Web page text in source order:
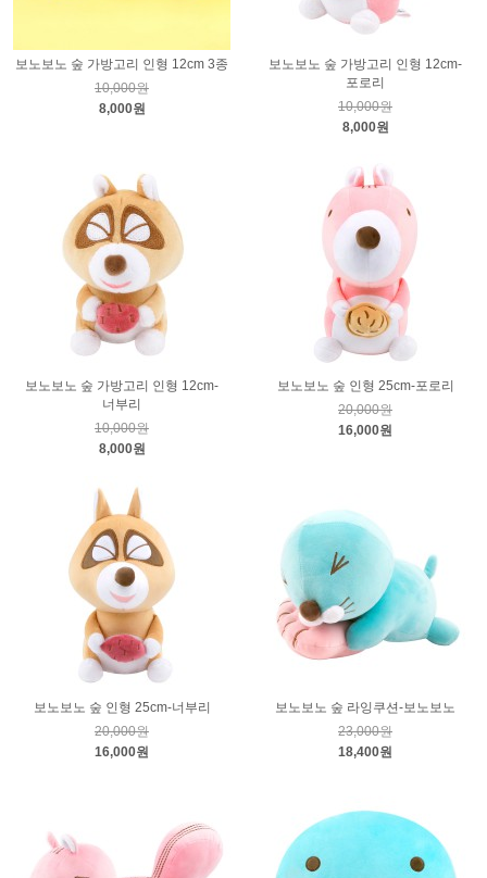
보노보노 숲 가방고리 인형 12cm 3종
10,000원
8,000원
보노보노 숲 가방고리 인형 12cm-
포로리
10,000원
8,000원
보노보노 숲 가방고리 인형 12cm-
너부리
10,000원
8,000원
보노보노 숲 인형 25cm-포로리
20,000원
16,000원
보노보노 숲 인형 25cm-너부리
20,000원
16,000원
보노보노 숲 라잉쿠션-보노보노
23,000원
18,400원